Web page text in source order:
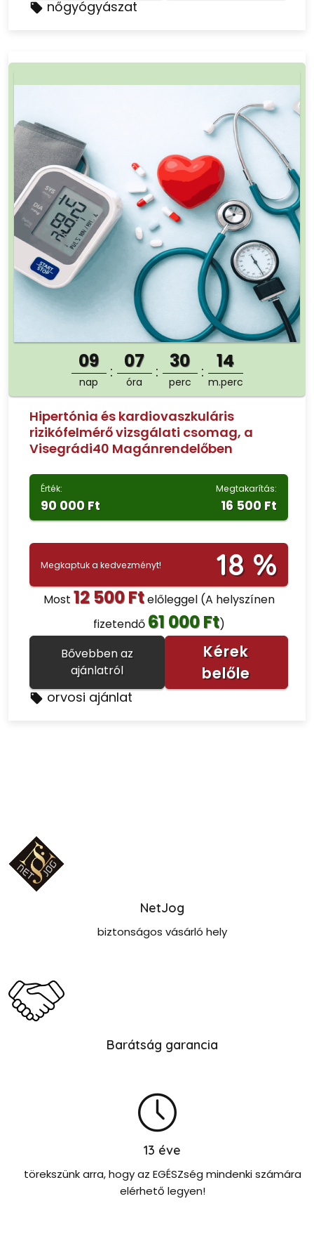
nőgyógyászat
09
nap
07
óra
30
perc
13
m.perc
Hipertónia és kardiovaszkuláris
rizikófelmérő vizsgálati csomag, a
Visegrádi40 Magánrendelőben
Érték:
90 000 Ft
Megtakarítás:
16 500 Ft
Megkaptuk a kedvezményt! 18 %
Most 12 500 Ftelőleggel (A helyszínen
fizetendő 61 000 Ft)
Bővebben az
ajánlatról
Kérek
belőle
orvosi ajánlat
NetJog
biztonságos vásárló hely
Barátság garancia
13 éve
törekszünk arra, hogy az EGÉSZség mindenki számára
elérhető legyen!